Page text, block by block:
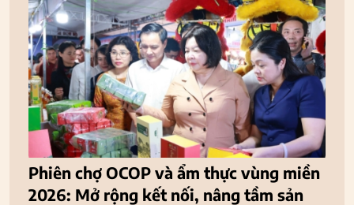
Phiên chợ OCOP và ẩm thực vùng miền
2026: Mở rộng kết nối, nâng tầm sản